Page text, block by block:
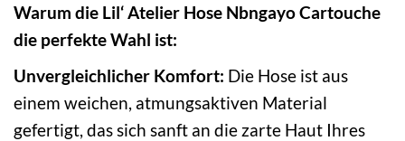
Warum die Lil‘ Atelier Hose Nbngayo Cartouche
die perfekte Wahl ist:
Unvergleichlicher Komfort: Die Hose ist aus
einem weichen, atmungsaktiven Material
gefertigt, das sich sanft an die zarte Haut Ihres